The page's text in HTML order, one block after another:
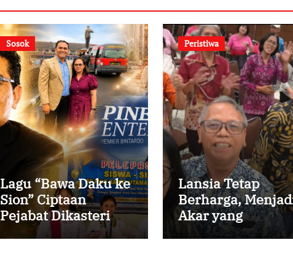
Sosok
Lagu “Bawa Daku ke
Sion” Ciptaan
Pejabat Dikasteri
Vatikan, Peraih
Peristiwa
Lansia Tetap
Berharga,
Akar yang
Menghidupi